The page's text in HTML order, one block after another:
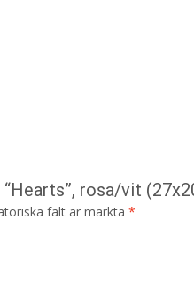
rosa/vit
fält är märkta *